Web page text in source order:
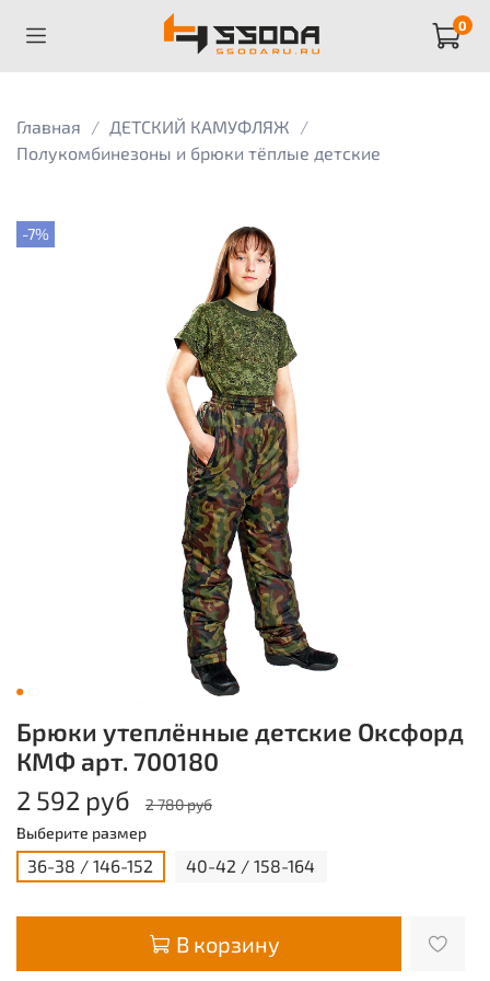
0
Главная
ДЕТСКИЙ КАМУФЛЯЖ
Полукомбинезоны и брюки тёплые детские
-7%
Брюки утеплённые детские Оксфорд
КМФ арт. 700180
2 592 руб
2 780 руб
Выберите размер
36-38 / 146-152 40-42 / 158-164
В корзину